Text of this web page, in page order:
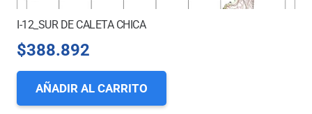
I-12_SUR DE CALETA CHICA
$388.892
AÑADIR AL CARRITO